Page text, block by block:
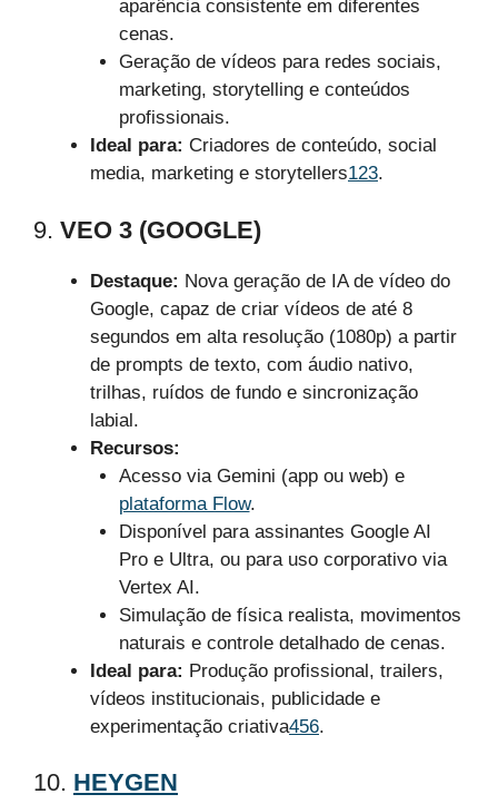
aparência consistente em diferentes
cenas.
Geração de vídeos para redes sociais,
marketing, storytelling e conteúdos
profissionais.
Ideal para: Criadores de conteúdo, social
media, marketing e storytellers123.
9. VEO 3 (GOOGLE)
Destaque: Nova geração de IA de vídeo do
Google, capaz de criar vídeos de até 8
segundos em alta resolução (1080p) a partir
de prompts de texto, com áudio nativo,
trilhas, ruídos de fundo e sincronização
labial.
Recursos:
Acesso via Gemini (app ou web) e
plataforma Flow.
Disponível para assinantes Google AI
Pro e Ultra, ou para uso corporativo via
Vertex AI.
Simulação de física realista, movimentos
naturais e controle detalhado de cenas.
Ideal para: Produção profissional, trailers,
vídeos institucionais, publicidade e
experimentação criativa456.
10. HEYGEN